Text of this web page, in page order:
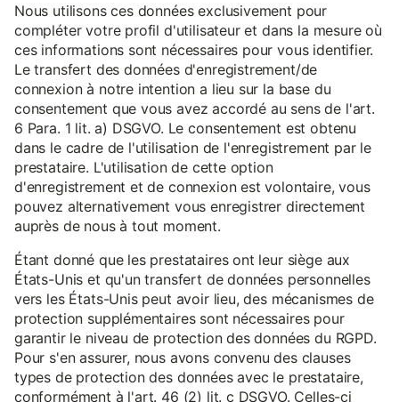
Nous utilisons ces données exclusivement pour
compléter votre profil d'utilisateur et dans la mesure où
ces informations sont nécessaires pour vous identifier.
Le transfert des données d'enregistrement/de
connexion à notre intention a lieu sur la base du
consentement que vous avez accordé au sens de l'art.
6 Para. 1 lit. a) DSGVO. Le consentement est obtenu
dans le cadre de l'utilisation de l'enregistrement par le
prestataire. L'utilisation de cette option
d'enregistrement et de connexion est volontaire, vous
pouvez alternativement vous enregistrer directement
auprès de nous à tout moment.
Étant donné que les prestataires ont leur siège aux
États-Unis et qu'un transfert de données personnelles
vers les États-Unis peut avoir lieu, des mécanismes de
protection supplémentaires sont nécessaires pour
garantir le niveau de protection des données du RGPD.
Pour s'en assurer, nous avons convenu des clauses
types de protection des données avec le prestataire,
conformément à l'art. 46 (2) lit. c DSGVO. Celles-ci